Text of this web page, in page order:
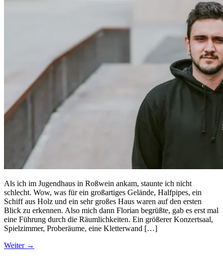
Als ich im Jugendhaus in Roßwein ankam, staunte ich nicht
schlecht. Wow, was für ein großartiges Gelände, Halfpipes, ein
Schiff aus Holz und ein sehr großes Haus waren auf den ersten
Blick zu erkennen. Also mich dann Florian begrüßte, gab es erst mal
eine Führung durch die Räumlichkeiten. Ein größerer Konzertsaal,
Spielzimmer, Proberäume, eine Kletterwand […]
Weiter →